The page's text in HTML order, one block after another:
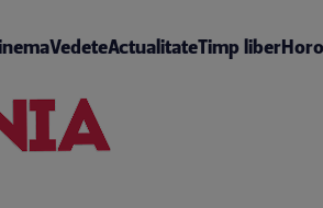
VedeteActualitateTimp liber